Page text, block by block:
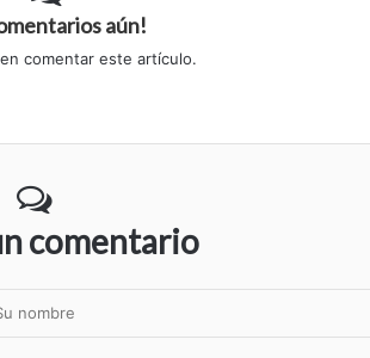
aún!
comentar este artículo.
comentario